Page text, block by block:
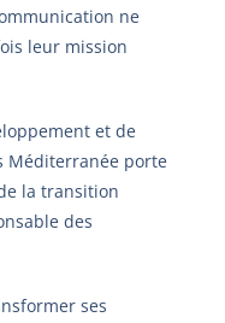
ne
leur mission
et de
Méditerranée porte
la transition
des
ses